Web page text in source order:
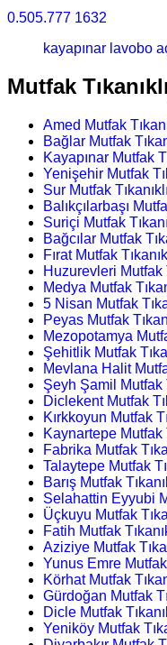
0.505.777 1632
kayapınar lavobo
Mutfak
Amed Mutfak
Bağlar Mutfak
Kayapınar Mutfak
Yenişehir Mutfak
Sur Mutfak
Balıkçılarbaşı
Suriçi Mutfak
Bağcılar Mutfak
Fırat Mutfak
Huzurevleri Mutfak
Medya Mutfak
5 Nisan Mutfak
Peyas Mutfak
Mezopotamya
Şehitlik Mutfak
Mevlana Halit
Şeyh Şamil Mutfak
Diclekent Mutfak
Kırkkoyun Mutfak
Kaynartepe Mutfak
Fabrika Mutfak
Talaytepe Mutfak
Barış Mutfak
Selahattin Eyyubi
Üçkuyu Mutfak
Fatih Mutfak
Aziziye Mutfak
Yunus Emre Mutfak
Körhat Mutfak
Gürdoğan Mutfak
Dicle Mutfak
Yeniköy Mutfak